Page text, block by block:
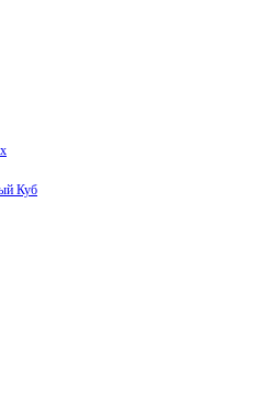
Куб